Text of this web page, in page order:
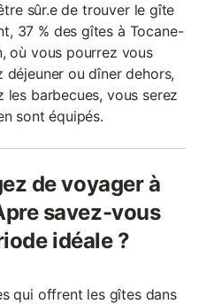
sûr.e de trouver le gîte
37 % des gîtes à Tocane-
où vous pourrez vous
déjeuner ou dîner dehors,
barbecues, vous serez
sont équipés.
de voyager à
savez-vous
idéale ?
qui offrent les gîtes dans